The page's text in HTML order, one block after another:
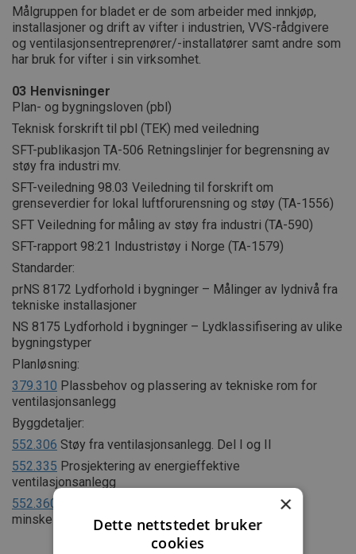
Målgruppen for bladet er de som arbeider med innkjøp,
installasjoner og drift av vifter i industrien, VVS-rådgivere
og ventilasjonsentreprenører/-installatører samt andre som
har bruk for vifter i sin virksomhet.
03 Henvisninger
Plan- og bygningsloven (pbl)
Teknisk forskrift til pbl (TEK) med veiledning
SFT-publikasjon TA-506 Retningslinjer for begrensning av
støy fra industri mv.
SFT-veiledning 98.03 Veiledning til forskrift om
grenseverdier for lokal luftforurensning og støy (TA-1556)
SFT Veiledning for måling av støy fra industri (TA-590)
SFT-rapport 98:21 Industristøy i Norge (TA-1579)
Standarder:
prNS 8172 Lydforhold i bygninger – Målinger av lydnivå fra
tekniske installasjoner
NS 8175 Lydforhold i bygninger – Lydklassifisering av ulike
bygningstyper
Planløsning:
379.310 Plassbehov og plassering av tekniske rom for
ventilasjonsanlegg
Byggdetaljer:
552.306 Støy fra ventilasjonsanlegg. Del I og II
552.335 Prosjektering av energieffektive
ventilasjonsanlegg
552.360
Plassering av friskluftinntak og avkast for å
minske forurensning
×
Dette nettstedet bruker
cookies